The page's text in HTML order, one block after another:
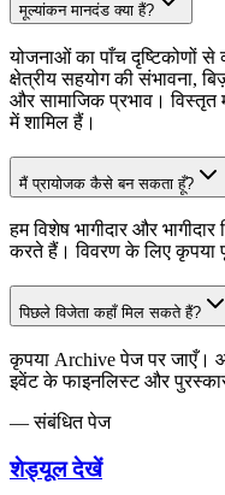
मूल्यांकन मानदंड क्या हैं?
योजनाओं का पाँच दृष्टिकोणों से
क्षेत्रीय सहयोग की संभावना,
और सामाजिक प्रभाव। विस्तृत
में शामिल हैं।
मैं प्रायोजक कैसे बन सकता हूँ?
हम विशेष भागीदार और
करते हैं। विवरण के लिए कृपया
पिछले विजेता कहाँ मिल सकते हैं?
कृपया Archive पेज पर जाएँ।
इवेंट के फाइनलिस्ट और
—संबंधित पेज
शेड्यूल देखें